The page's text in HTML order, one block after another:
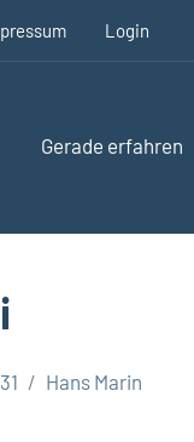
Login
Gerade erfahren
Hans Marin